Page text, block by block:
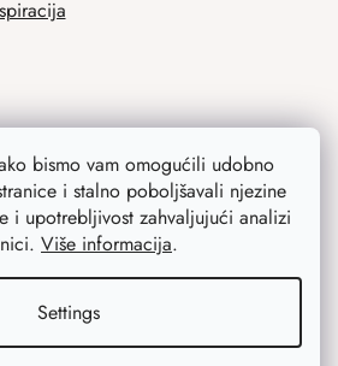
bismo vam omogućili udobno
i stalno poboljšavali njezine
i upotrebljivost zahvaljujući analizi
Više informacija.
Settings
vas najviše zanima
pokloni